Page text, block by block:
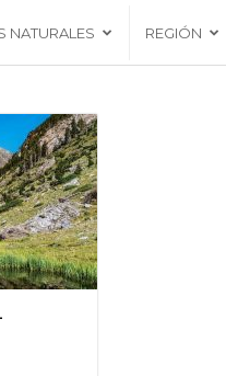
NATURALES REGIÓN